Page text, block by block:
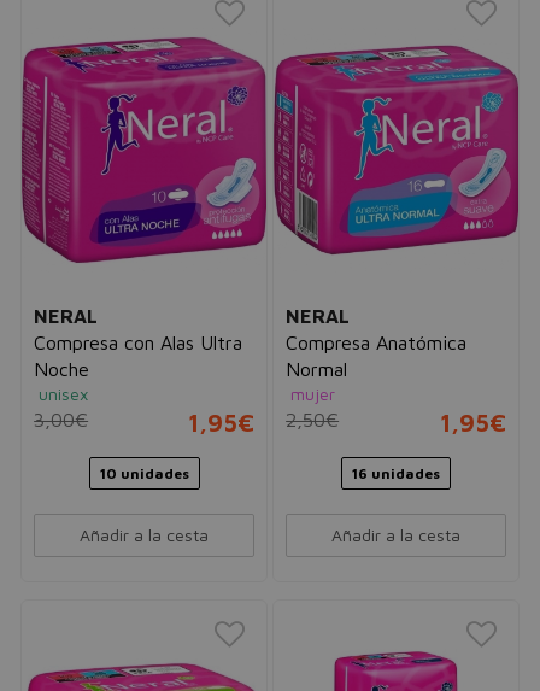
NERAL
Compresa con Alas Ultra
Noche
unisex
3,00€ 1,95€
10 unidades
Añadir a la cesta
NERAL
Compresa Anatómica
Normal
mujer
2,50€ 1,95€
16 unidades
Añadir a la cesta